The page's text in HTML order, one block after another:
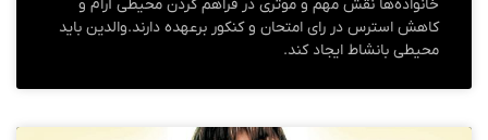
خانواده‌ها نقش مهم و موثری در فراهم کردن محیطی آرام و
کاهش استرس در رای امتحان و کنکور برعهده دارند.والدین باید
محیطی بانشاط ایجاد کند.